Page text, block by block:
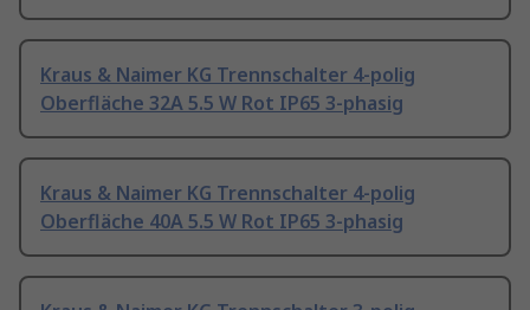
Kraus & Naimer KG Trennschalter 4-polig
Oberfläche 32A 5.5 W Rot IP65 3-phasig
Kraus & Naimer KG Trennschalter 4-polig
Oberfläche 40A 5.5 W Rot IP65 3-phasig